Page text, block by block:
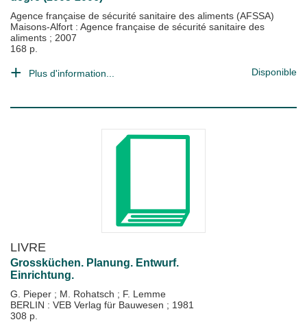
Agence française de sécurité sanitaire des aliments (AFSSA)
Maisons-Alfort : Agence française de sécurité sanitaire des
aliments ; 2007
168 p.
Plus d'information... Disponible
LIVRE
Grossküchen. Planung. Entwurf.
Einrichtung.
G. Pieper ; M. Rohatsch ; F. Lemme
BERLIN : VEB Verlag für Bauwesen ; 1981
308 p.